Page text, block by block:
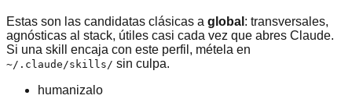
Estas son las candidatas clásicas a global : transversales,
agnósticas al stack, útiles casi cada vez que abres Claude.
Si una skill encaja con este perfil, métela en
~/.claude/skills/ sin culpa.
humanizalo